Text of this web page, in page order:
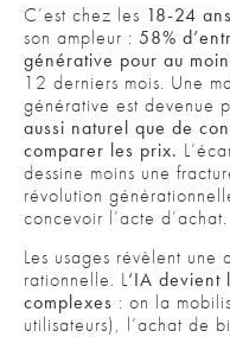
C’est chez les 18-24 ans
son ampleur : 58%
générative pour au
12 derniers mois. Une
générative est devenue
aussi naturel que de
comparer les prix.
dessine moins une
révolution
concevoir l’acte d’achat.
Les usages révèlent
rationnelle. L‘IA devient
complexes : on la
utilisateurs), l’achat de